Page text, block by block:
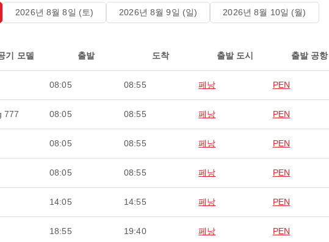
2026년 8월 8일 (토) 2026년 8월 9일 (일) 2026년 8월 10일 (월)
기 모델 출발 도착 출발 도시 출발 공항
08:05 08:55 페낭 PEN
777 08:05 08:55 페낭 PEN
08:05 08:55 페낭 PEN
08:05 08:55 페낭 PEN
14:05 14:55 페낭 PEN
18:55 19:40 페낭 PEN